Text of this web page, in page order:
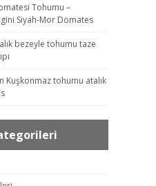
Tohumu –
Siyah-Mor Domates
bezeyle tohumu taze
Kuşkonmaz tohumu atalık